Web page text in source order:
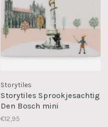
Storytiles
Storytiles Sprookjesachtig
Den Bosch mini
€12,95